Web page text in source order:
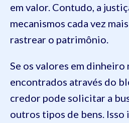
em valor. Contudo, a
mecanismos cada vez
rastrear o patrimônio.
Se os valores em dinheiro
encontrados através do
credor pode solicitar a
outros tipos de bens.